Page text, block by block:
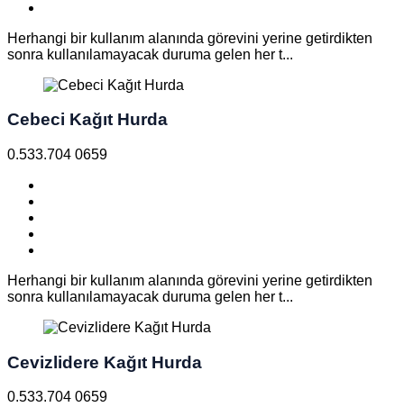
Herhangi bir kullanım alanında görevini yerine getirdikten
sonra kullanılamayacak duruma gelen her t...
Cebeci Kağıt Hurda
0.533.704 0659
Herhangi bir kullanım alanında görevini yerine getirdikten
sonra kullanılamayacak duruma gelen her t...
Cevizlidere Kağıt Hurda
0.533.704 0659